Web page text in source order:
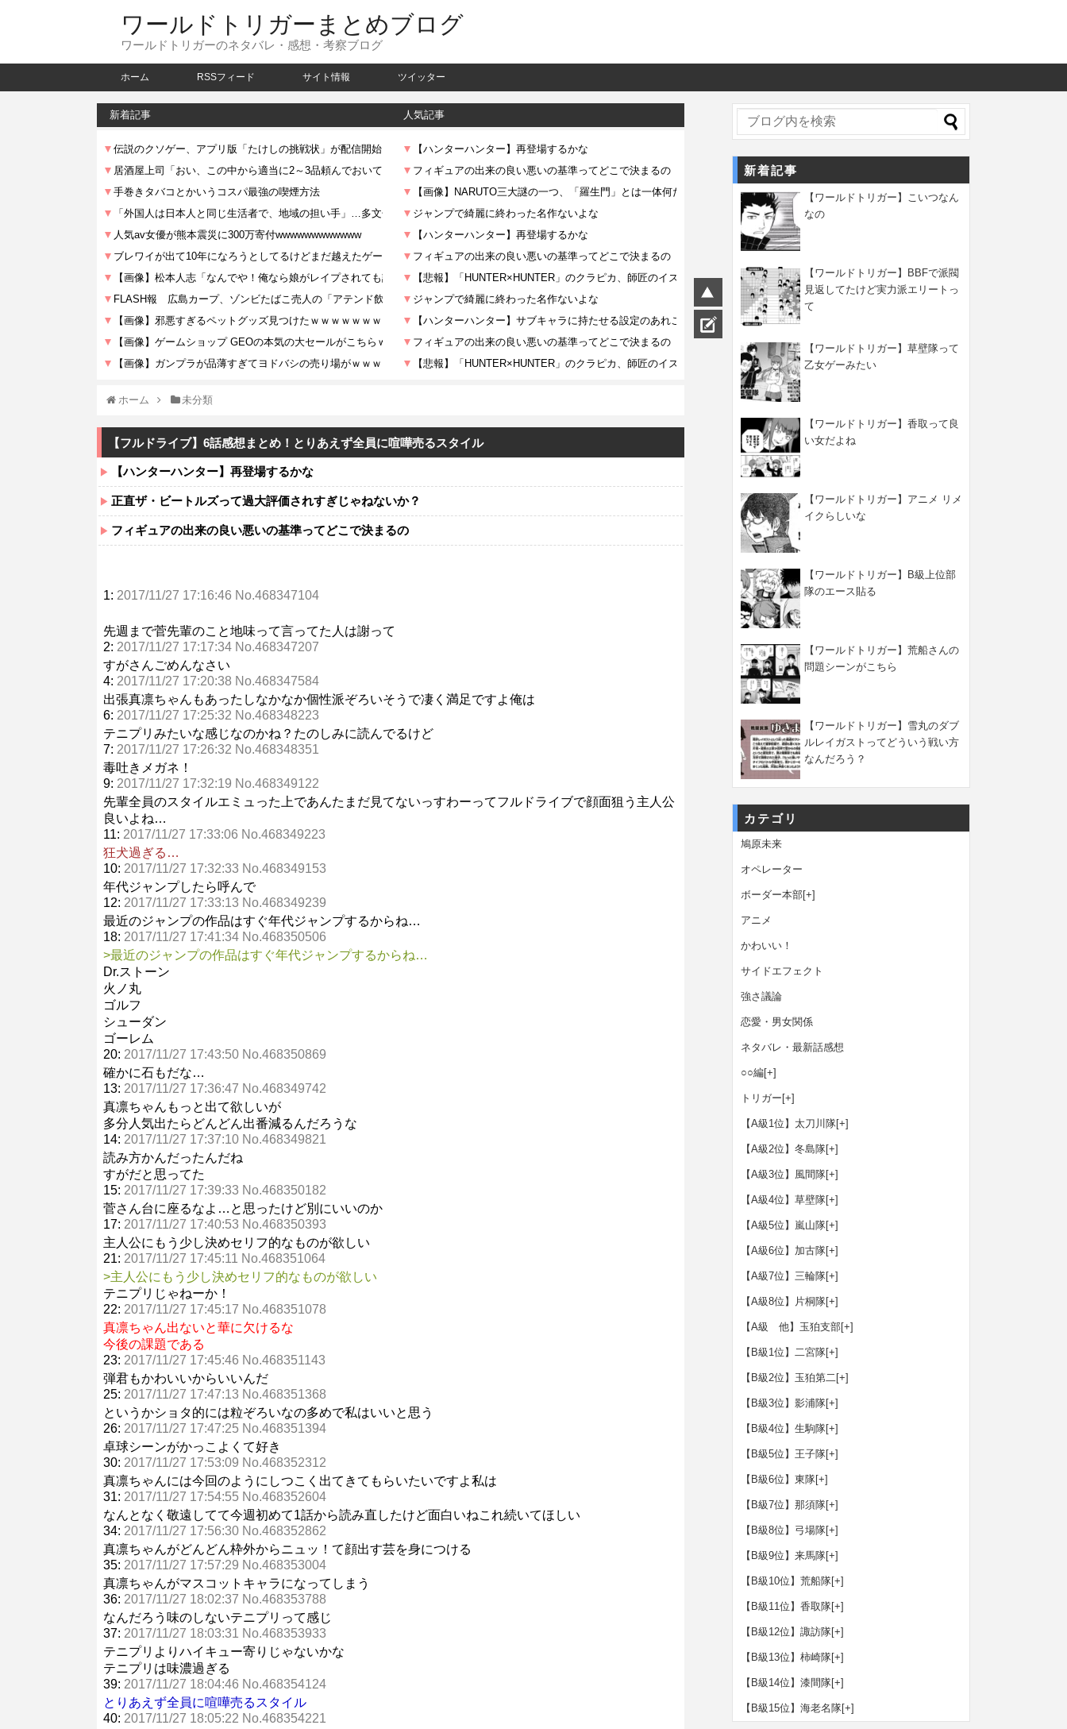
ワールドトリガーまとめブログ
ワールドトリガーのネタバレ・感想・考察ブログ
ホーム RSSフィード サイト情報 ツイッター
新着記事 人気記事
ホーム 未分類
【フルドライブ】6話感想まとめ！とりあえず全員に喧嘩売るスタイル
【ハンターハンター】再登場するかな
正直ザ・ビートルズって過大評価されすぎじゃねないか？
フィギュアの出来の良い悪いの基準ってどこで決まるの
1: 2017/11/27 17:16:46 No.468347104
先週まで菅先輩のこと地味って言ってた人は謝って
2: 2017/11/27 17:17:34 No.468347207
すがさんごめんなさい
4: 2017/11/27 17:20:38 No.468347584
出張真凛ちゃんもあったしなかなか個性派ぞろいそうで凄く満足ですよ俺は
6: 2017/11/27 17:25:32 No.468348223
テニプリみたいな感じなのかね？たのしみに読んでるけど
7: 2017/11/27 17:26:32 No.468348351
毒吐きメガネ！
9: 2017/11/27 17:32:19 No.468349122
先輩全員のスタイルエミュった上であんたまだ見てないっすわーってフルドライブで顔面狙う主人公
良いよね…
11: 2017/11/27 17:33:06 No.468349223
狂犬過ぎる…
10: 2017/11/27 17:32:33 No.468349153
年代ジャンプしたら呼んで
12: 2017/11/27 17:33:13 No.468349239
最近のジャンプの作品はすぐ年代ジャンプするからね…
18: 2017/11/27 17:41:34 No.468350506
>最近のジャンプの作品はすぐ年代ジャンプするからね…
Dr.ストーン
火ノ丸
ゴルフ
シューダン
ゴーレム
20: 2017/11/27 17:43:50 No.468350869
確かに石もだな…
13: 2017/11/27 17:36:47 No.468349742
真凛ちゃんもっと出て欲しいが
多分人気出たらどんどん出番減るんだろうな
14: 2017/11/27 17:37:10 No.468349821
読み方かんだったんだね
すがだと思ってた
15: 2017/11/27 17:39:33 No.468350182
菅さん台に座るなよ…と思ったけど別にいいのか
17: 2017/11/27 17:40:53 No.468350393
主人公にもう少し決めセリフ的なものが欲しい
21: 2017/11/27 17:45:11 No.468351064
>主人公にもう少し決めセリフ的なものが欲しい
テニプリじゃねーか！
22: 2017/11/27 17:45:17 No.468351078
真凛ちゃん出ないと華に欠けるな
今後の課題である
23: 2017/11/27 17:45:46 No.468351143
弾君もかわいいからいいんだ
25: 2017/11/27 17:47:13 No.468351368
というかショタ的には粒ぞろいなの多めで私はいいと思う
26: 2017/11/27 17:47:25 No.468351394
卓球シーンがかっこよくて好き
30: 2017/11/27 17:53:09 No.468352312
真凛ちゃんには今回のようにしつこく出てきてもらいたいですよ私は
31: 2017/11/27 17:54:55 No.468352604
なんとなく敬遠してて今週初めて1話から読み直したけど面白いねこれ続いてほしい
34: 2017/11/27 17:56:30 No.468352862
真凛ちゃんがどんどん枠外からニュッ！て顔出す芸を身につける
35: 2017/11/27 17:57:29 No.468353004
真凛ちゃんがマスコットキャラになってしまう
36: 2017/11/27 18:02:37 No.468353788
なんだろう味のしないテニプリって感じ
37: 2017/11/27 18:03:31 No.468353933
テニプリよりハイキュー寄りじゃないかな
テニプリは味濃過ぎる
39: 2017/11/27 18:04:46 No.468354124
とりあえず全員に喧嘩売るスタイル
40: 2017/11/27 18:05:22 No.468354221
新着記事
【ワールドトリガー】こいつなん
なの
【ワールドトリガー】BBFで派閥
見返してたけど実力派エリートっ
て
【ワールドトリガー】草壁隊って
乙女ゲーみたい
【ワールドトリガー】香取って良
い女だよね
【ワールドトリガー】アニメ リメ
イクらしいな
【ワールドトリガー】B級上位部
隊のエース貼る
【ワールドトリガー】荒船さんの
問題シーンがこちら
【ワールドトリガー】雪丸のダブ
ルレイガストってどういう戦い方
なんだろう？
カテゴリ
鳩原未来
オペレーター
ボーダー本部[+]
アニメ
かわいい！
サイドエフェクト
強さ議論
恋愛・男女関係
ネタバレ・最新話感想
○○編[+]
トリガー [+]
【A級1位】太刀川隊[+]
【A級2位】冬島隊[+]
【A級3位】風間隊[+]
【A級4位】草壁隊[+]
【A級5位】嵐山隊[+]
【A級6位】加古隊[+]
【A級7位】三輪隊[+]
【A級8位】片桐隊[+]
【A級 他】玉狛支部[+]
【B級1位】二宮隊[+]
【B級2位】玉狛第二[+]
【B級3位】影浦隊[+]
【B級4位】生駒隊[+]
【B級5位】王子隊[+]
【B級6位】東隊[+]
【B級7位】那須隊[+]
【B級8位】弓場隊[+]
【B級9位】来馬隊[+]
【B級10位】荒船隊[+]
【B級11位】香取隊[+]
【B級12位】諏訪隊[+]
【B級13位】柿崎隊[+]
【B級14位】漆間隊[+]
【B級15位】海老名隊[+]